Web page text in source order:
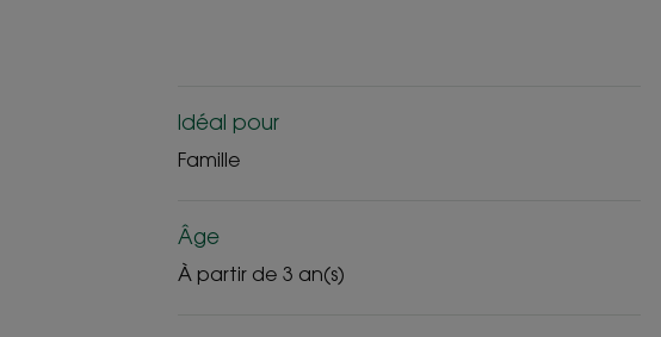
Idéal pour
Famille
Âge
À partir de 3 an(s)